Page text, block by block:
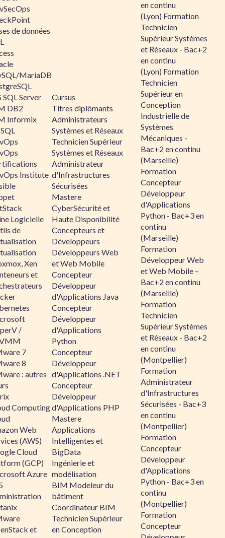
de données
MariaDB
SQL Server
DB2
Informix
Institute
Logicielle
de
Xen
et
/
7
8
: autres
Computing
Web
(AWS)
Cloud
(GCP)
Azure
et
Cursus
Titres diplômants
Administrateurs
Systèmes et Réseaux
Technicien Supérieur
Systèmes et Réseaux
Administrateur
d'Infrastructures
Sécurisées
Mastere
CyberSécurité et
Haute Disponibilité
Concepteurs et
Développeurs
Développeurs Web
et Web Mobile
Concepteur
Développeur
d'Applications Java
Concepteur
Développeur
d'Applications
Python
Concepteur
Développeur
d'Applications .NET
Concepteur
Développeur
d'Applications PHP
Mastere
Applications
Intelligentes et
BigData
Ingénierie et
modélisation
BIM Modeleur du
bâtiment
Coordinateur BIM
Technicien Supérieur
en Conception
en continu
(Lyon) Formation
Technicien
Supérieur Systèmes
et Réseaux - Bac+2
en continu
(Lyon) Formation
Technicien
Supérieur en
Conception
Industrielle de
Systèmes
Mécaniques -
Bac+2 en continu
(Marseille)
Formation
Concepteur
Développeur
d'Applications
Python - Bac+3 en
continu
(Marseille)
Formation
Développeur Web
et Web Mobile –
Bac+2 en continu
(Marseille)
Formation
Technicien
Supérieur Systèmes
et Réseaux - Bac+2
en continu
(Montpellier)
Formation
Administrateur
d'Infrastructures
Sécurisées - Bac+3
en continu
(Montpellier)
Formation
Concepteur
Développeur
d'Applications
Python - Bac+3 en
continu
(Montpellier)
Formation
Concepteur